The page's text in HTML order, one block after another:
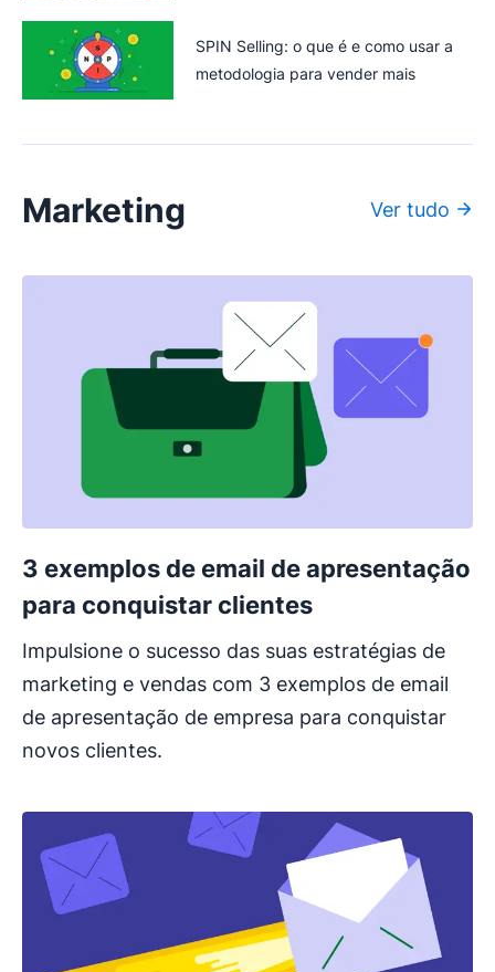
SPIN Selling: o que é e como usar a
metodologia para vender mais
Marketing Ver tudo
3 exemplos de email de apresentação
para conquistar clientes
Impulsione o sucesso das suas estratégias de
marketing e vendas com 3 exemplos de email
de apresentação de empresa para conquistar
novos clientes.